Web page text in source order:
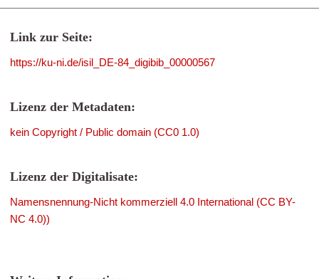
Link zur Seite:
https://ku-ni.de/isil_DE-84_digibib_00000567
Lizenz der Metadaten:
kein Copyright / Public domain (CC0 1.0)
Lizenz der Digitalisate:
Namensnennung-Nicht kommerziell 4.0 International (CC BY-
NC 4.0))